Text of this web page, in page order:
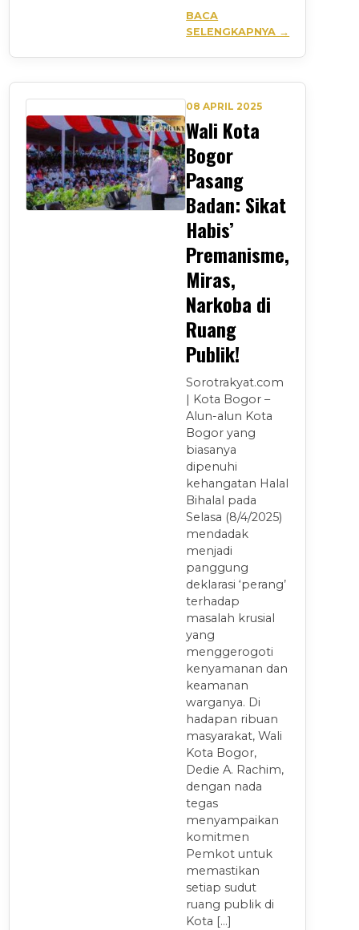
BACA
SELENGKAPNYA →
08 APRIL 2025
Wali Kota
Bogor
Pasang
Badan: Sikat
Habis’
Premanisme,
Miras,
Narkoba di
Ruang
Publik!
Sorotrakyat.com
| Kota Bogor –
Alun-alun Kota
Bogor yang
biasanya
dipenuhi
kehangatan Halal
Bihalal pada
Selasa (8/4/2025)
mendadak
menjadi
panggung
deklarasi ‘perang’
terhadap
masalah krusial
yang
menggerogoti
kenyamanan dan
keamanan
warganya. Di
hadapan ribuan
masyarakat, Wali
Kota Bogor,
Dedie A. Rachim,
dengan nada
tegas
menyampaikan
komitmen
Pemkot untuk
memastikan
setiap sudut
ruang publik di
Kota […]